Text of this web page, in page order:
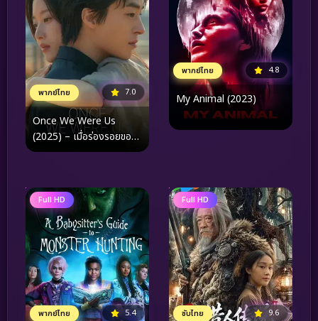
พากย์ไทย 7.0
Once We Were Us
(2025) – เมื่อร่องรอยของ
อดีต คือบทพิสูจน์ของความ
พากย์ไทย 4.8
My Animal (2023)
Full HD
พากย์ไทย 5.4
Full HD
ซับไทย 9.6